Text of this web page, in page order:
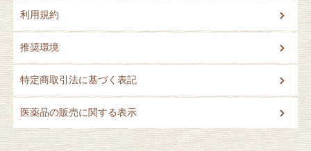
利用規約
推奨環境
特定商取引法に基づく表記
医薬品の販売に関する表示